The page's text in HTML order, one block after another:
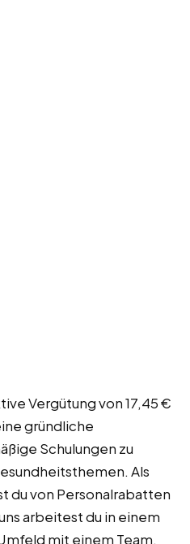
Vergütung von 17,45 €
gründliche
Schulungen zu
Als
von Personalrabatten
arbeitest du in einem
mit einem Team,